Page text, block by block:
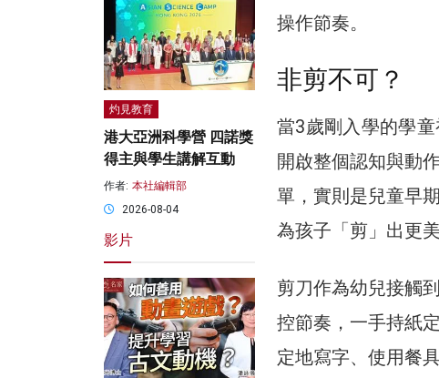
操作節奏。
非剪不可？
當3歲剛入學的學
開啟整個認知與動
單，實則是兒童早
為孩子「剪」出更
剪刀作為幼兒接觸
控節奏，一手持紙
定地寫字、使用餐
灼見教育
港大亞洲科學營 四諾獎
得主與學生講解互動
作者: 本社編輯部
2026-08-04
影片